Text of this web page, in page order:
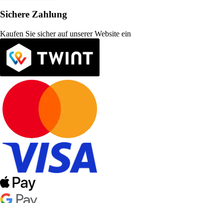
Sichere Zahlung
Kaufen Sie sicher auf unserer Website ein